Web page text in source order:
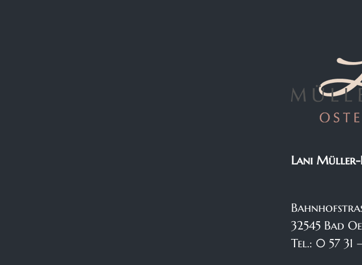
Lani Müller-
32545 Bad
Tel.: 0 57 31